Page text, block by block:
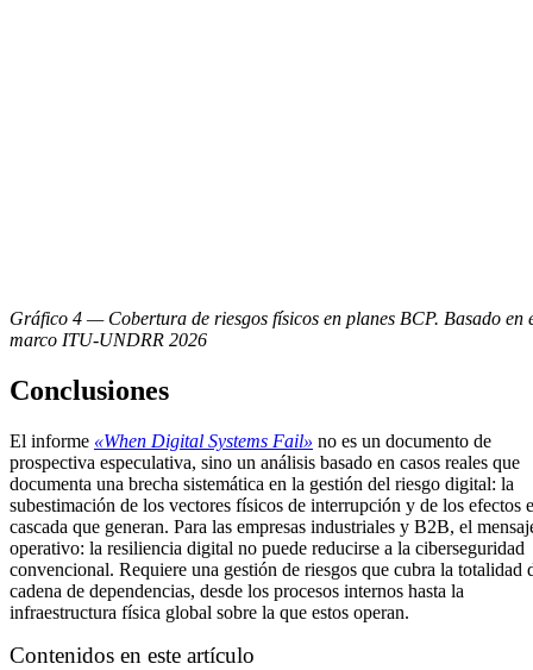
Gráfico 4 — Cobertura de riesgos físicos en planes BCP. Basado en
marco ITU-UNDRR 2026
Conclusiones
El informe «When Digital Systems Fail» no es un documento de
prospectiva especulativa, sino un análisis basado en casos reales que
documenta una brecha sistemática en la gestión del riesgo digital: la
subestimación de los vectores físicos de interrupción y de los efectos
cascada que generan. Para las empresas industriales y B2B, el
operativo: la resiliencia digital no puede reducirse a la ciberseguridad
convencional. Requiere una gestión de riesgos que cubra la totalidad
cadena de dependencias, desde los procesos internos hasta la
infraestructura física global sobre la que estos operan.
Contenidos en este artículo